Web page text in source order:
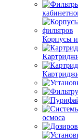
Корпусы
осмоса